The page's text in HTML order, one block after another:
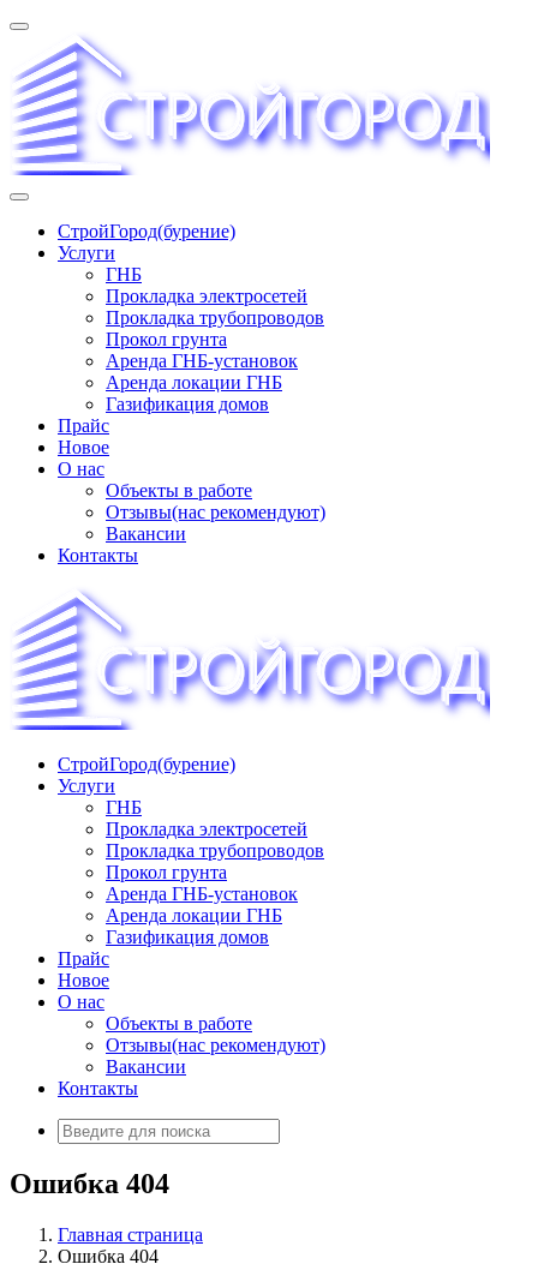
Перейти
содержимому
трудопроводов ∿ Газификация жилого сектора ✆
+74951573444
СтройГород(бурение)
Услуги
ГНБ
Прокладка электросетей
Прокладка трубопроводов
Прокол грунта
Аренда ГНБ-установок
Аренда локации ГНБ
Газификация домов
Прайс
Новое
О нас
Объекты в работе
Отзывы(нас рекомендуют)
Вакансии
Контакты
«СТРОЙГОРОД» ∿ Бурение ∿ ГНБ ∿ Прокладка
трудопроводов ∿ Газификация жилого сектора ✆
+74951573444
СтройГород(бурение)
Услуги
ГНБ
Прокладка электросетей
Прокладка трубопроводов
Прокол грунта
Аренда ГНБ-установок
Аренда локации ГНБ
Газификация домов
Прайс
Новое
О нас
Объекты в работе
Отзывы(нас рекомендуют)
Вакансии
Контакты
Искать:
Ошибка 404
Главная страница
Ошибка 404